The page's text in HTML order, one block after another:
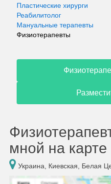
Пластические хирурги
Реабилитолог
Мануальные терапевты
Физиотерапевты
мной на карте
Украина, Киевская, Белая